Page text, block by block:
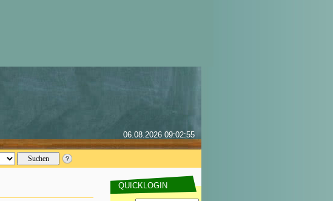
06.08.2026 09:02:55
QUICKLOGIN